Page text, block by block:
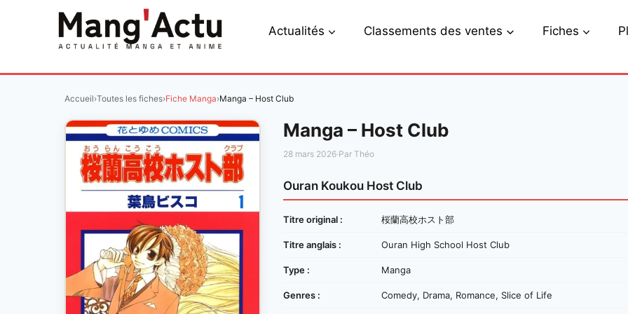
Actualités Classements des ventes Fiches
Accueil›Toutes les fiches›Fiche Manga›Manga – Host Club
Manga – Host Club
28 mars 2026·Par Théo
Ouran Koukou Host Club
Titre original : 桜蘭高校ホスト部
Titre anglais : Ouran High School Host Club
Type : Manga
Genres : Comedy, Drama, Romance, Slice of Life